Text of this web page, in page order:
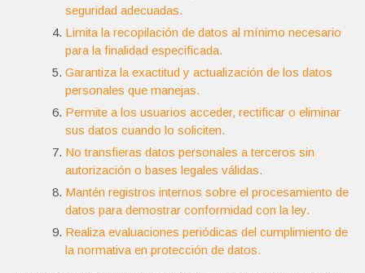
seguridad adecuadas.
Limita la recopilación de datos al mínimo necesario
para la finalidad especificada.
Garantiza la exactitud y actualización de los datos
personales que manejas.
Permite a los usuarios acceder, rectificar o eliminar
sus datos cuando lo soliciten.
No transfieras datos personales a terceros sin
autorización o bases legales válidas.
Mantén registros internos sobre el procesamiento de
datos para demostrar conformidad con la ley.
Realiza evaluaciones periódicas del cumplimiento de
la normativa en protección de datos.